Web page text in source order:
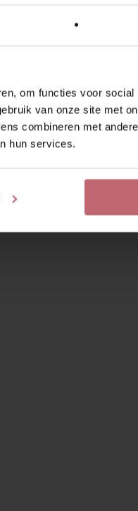
om functies voor
van onze site met
combineren met
hun services.